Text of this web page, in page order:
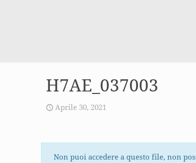
H7AE_037003
Aprile 30, 2021
Non puoi accedere a questo file, non